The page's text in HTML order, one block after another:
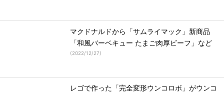
マクドナルドから「サムライマック」新商品
「和風バーベキュー たまご肉厚ビーフ」など
(2022/12/27)
レゴで作った「完全変形ウンコロボ」がウンコ